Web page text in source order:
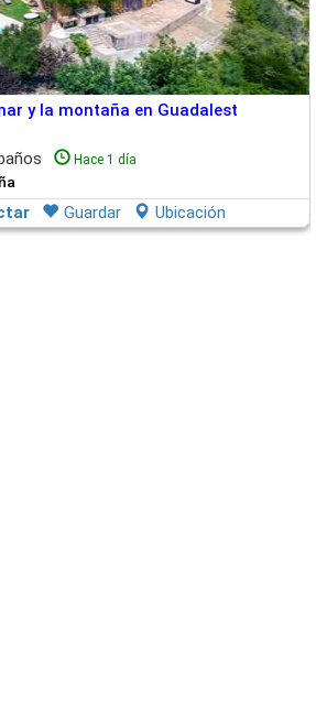
y la montaña en Guadalest
Hace 1 día
Guardar Ubicación